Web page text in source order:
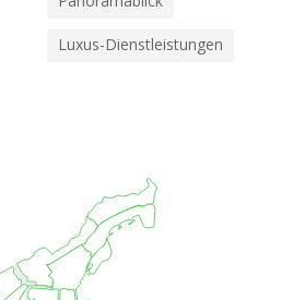
Luxus-Dienstleistungen